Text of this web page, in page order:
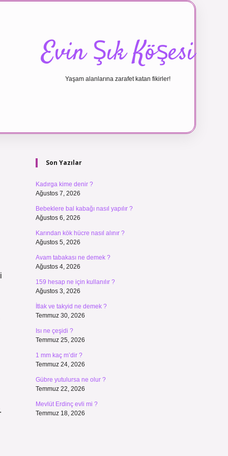
Evin Şık Köşesi
Yaşam alanlarına zarafet katan fikirler!
Sidebar
Son Yazılar
Kadırga kime denir ?
Ağustos 7, 2026
Bebeklere bal kabağı nasıl yapılır ?
Ağustos 6, 2026
Karından kök hücre nasıl alınır ?
Ağustos 5, 2026
Avam tabakası ne demek ?
Ağustos 4, 2026
159 hesap ne için kullanılır ?
Ağustos 3, 2026
İtlak ve takyid ne demek ?
Temmuz 30, 2026
Isı ne çeşidi ?
Temmuz 25, 2026
1 mm kaç m’dir ?
Temmuz 24, 2026
Gübre yutulursa ne olur ?
Temmuz 22, 2026
Mevlüt Erdinç evli mi ?
Temmuz 18, 2026